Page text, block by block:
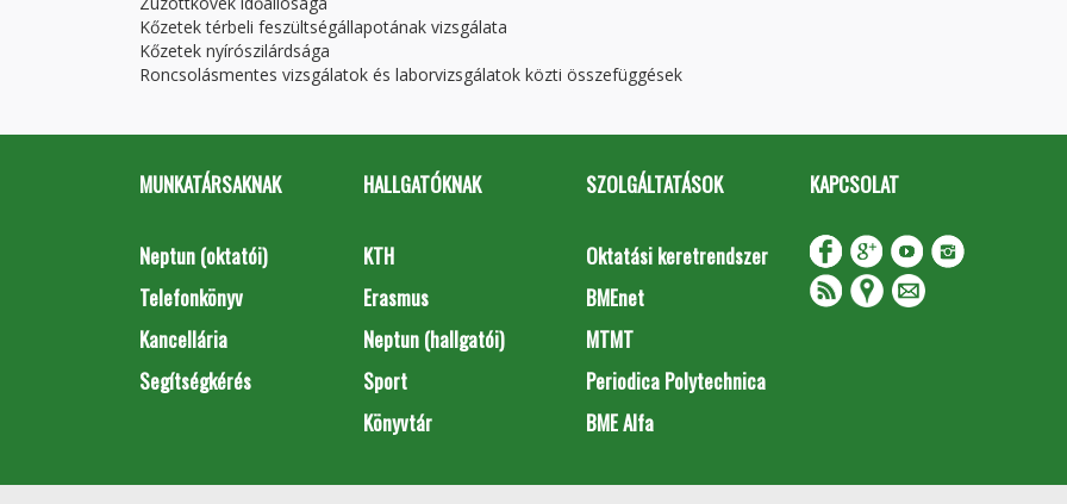
Kőzetek térbeli feszültségállapotának vizsgálata
Kőzetek nyírószilárdsága
Roncsolásmentes vizsgálatok és laborvizsgálatok közti összefüggések
MUNKATÁRSAKNAK
Neptun (oktatói)
Telefonkönyv
Kancellária
Segítségkérés
HALLGATÓKNAK
KTH
Erasmus
Neptun (hallgatói)
Sport
Könyvtár
SZOLGÁLTATÁSOK
Oktatási keretrendszer
BMEnet
MTMT
Periodica Polytechnica
BME Alfa
KAPCSOLAT